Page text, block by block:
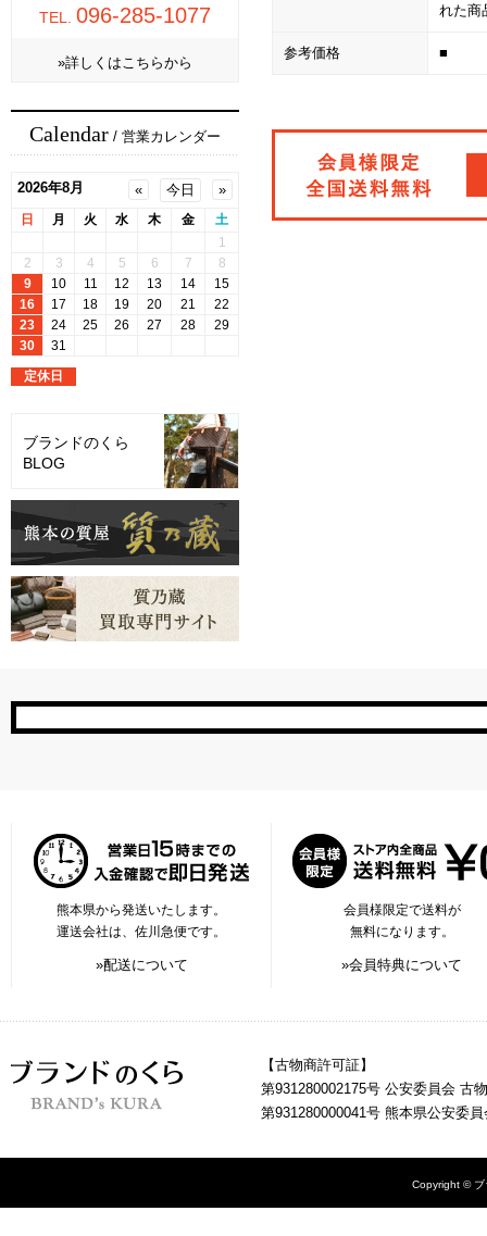
TEL. 096-285-1077
»詳しくはこちらから
Calendar / 営業カレンダー
ブランドのくら
BLOG
れた商
参考価格 ■
熊本県から発送いたします。
運送会社は、佐川急便です。
»配送について
会員様限定で送料が
無料になります。
»会員特典について
【古物商許可証】
第931280002175号 公安委員会 古
第931280000041号 熊本県公安委
Copyright © ブ